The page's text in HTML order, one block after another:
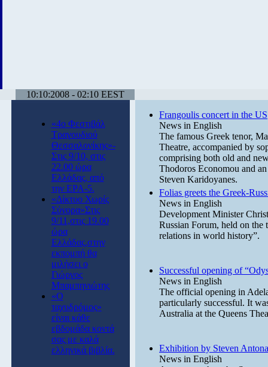
10:10:2008 - 02:10 EEST
«4ο Φεστιβάλ
Τραγουδιού
Θεσσαλονίκης»-
Στις 9/10, στις
22.00 ώρα
Ελλάδας, από
την ΕΡΑ-5.
«Δίκτυο Χωρίς
Σύνορα»Στις
9/11,στις 19.00
ώρα
Ελλάδας,στην
εκπομπή θα
μιλήσει ο
Γιώργος
Μπαμπηνιώτης
«Ο
ταχυδρόμος»
είναι κάθε
εβδομάδα κοντά
σας με καλά
ελληνικά βιβλία.
Frangoulis concert in the US
News in English
The famous Greek tenor,
Theatre, accompanied by
comprising both old and
Thodoros Economou and
Steven Karidoyanes.
Folias greets the Greek-
News in English
Development Minister
Russian Forum, held on the
relations in world history”.
Successful opening of
News in English
The official opening in
particularly successful. It
Australia at the Queens
Exhibition by Steven
News in English